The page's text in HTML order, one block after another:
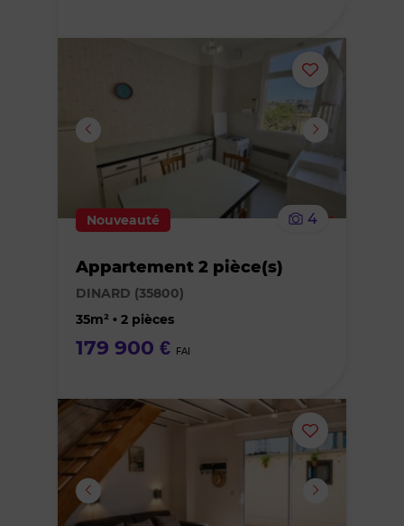
Ajouter
ou
supprimer
le
Nouveauté 4
Appartement 2 pièce(s)
DINARD (35800)
35m² • 2 pièces
179 900 € FAI
Ajouter
ou